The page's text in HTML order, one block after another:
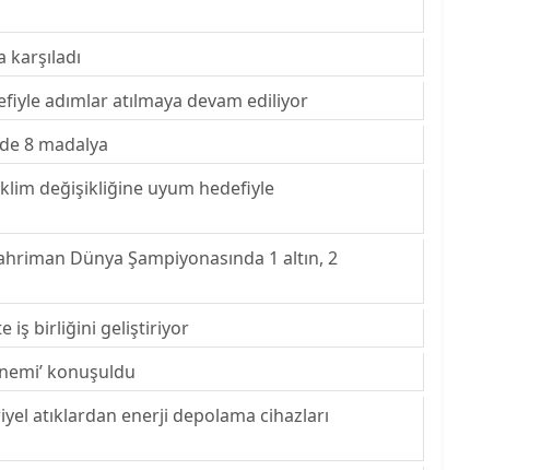
adımlar atılmaya devam ediliyor
8 madalya
iklim değişikliğine uyum hedefiyle
Dünya Şampiyonasında 1 altın, 2
iş birliğini geliştiriyor
konuşuldu
atıklardan enerji depolama cihazları